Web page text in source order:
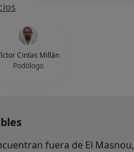
Cintas Millán
Podólogo
fuera de El